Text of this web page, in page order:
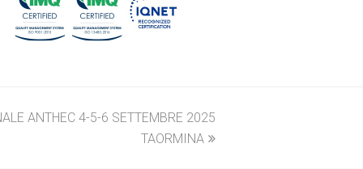
ANTHEC 4-5-6 SETTEMBRE 2025
TAORMINA